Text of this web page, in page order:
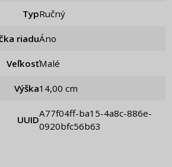
Typ Ručný
riadu Áno
Veľkosť Malé
Výška 14,00 cm
UUID
a77f04ff-ba15-4a8c-886e-
0920bfc56b63